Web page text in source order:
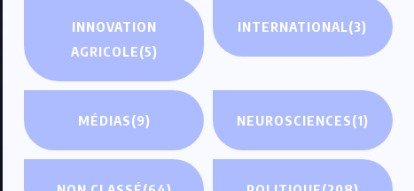
INNOVATION
AGRICOLE(5)
INTERNATIONAL(3)
MÉDIAS(9) NEUROSCIENCES(1)